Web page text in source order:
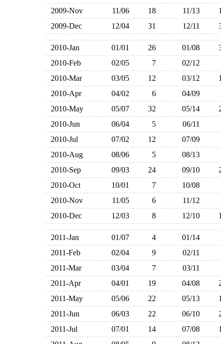
2009-Nov
11/06 18 11/13
2009-Dec
12/04 31 12/11
2010-Jan 01/01 26 01/08
2010-Feb
02/05 7
02/12
2010-Mar
03/05 12 03/12
2010-Apr
04/02 6
04/09
2010-May
05/07 32 05/14
2010-Jun
06/04 5
06/11
2010-Jul
07/02 12
07/09
2010-Aug
08/06 5
08/13
2010-Sep
09/03 24 09/10
2010-Oct
10/01 7
10/08
2010-Nov
11/05 6
11/12
2010-Dec
12/03 8 12/10
2011-Jan 01/07 4
01/14
2011-Feb
02/04 9
02/11
2011-Mar
03/04 7
03/11
2011-Apr
04/01 19 04/08
2011-May
05/06 22 05/13
2011-Jun
06/03 22 06/10
2011-Jul
07/01 14 07/08